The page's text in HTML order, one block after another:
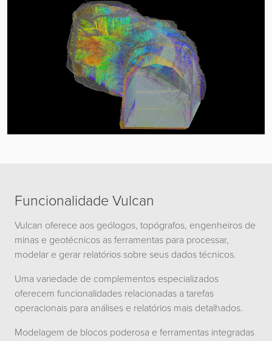
Funcionalidade Vulcan
Vulcan oferece aos geólogos, topógrafos, engenheiros de
minas e geotécnicos as ferramentas para processar,
modelar e gerar relatórios sobre seus dados técnicos.
Uma variedade de complementos especializados
oferecem funcionalidades relacionadas a tarefas
operacionais para análises e relatórios mais detalhados.
Modelagem de blocos poderosa e ferramentas integradas